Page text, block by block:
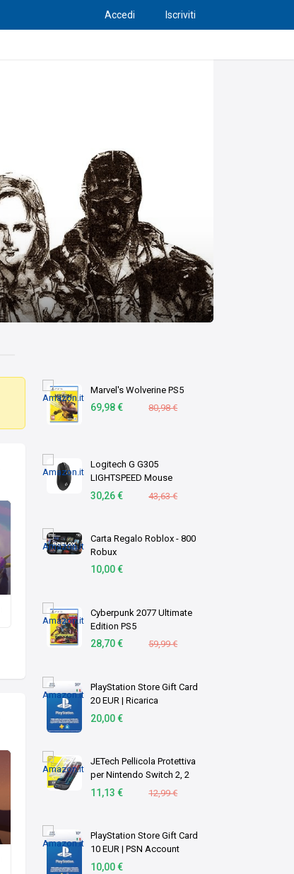
Accedi Iscriviti
Marvel's Wolverine PS5
69,98 € 80,98 €
Logitech G G305
LIGHTSPEED Mouse
Gaming Wireless
30,26 € 43,63 €
Carta Regalo Roblox - 800
Robux
10,00 €
Cyberpunk 2077 Ultimate
Edition PS5
28,70 € 59,99 €
PlayStation Store Gift Card
20 EUR | Ricarica
Portafoglio PSN | Account
20,00 €
JETech Pellicola Protettiva
per Nintendo Switch 2, 2
Pezzi
11,13 € 12,99 €
PlayStation Store Gift Card
10 EUR | PSN Account
italiano | PS5/PS4 Codice
10,00 €